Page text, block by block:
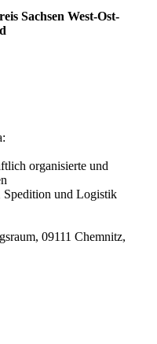
Sachsen West-Ost-
organisierte und
Spedition und Logistik
09111 Chemnitz,